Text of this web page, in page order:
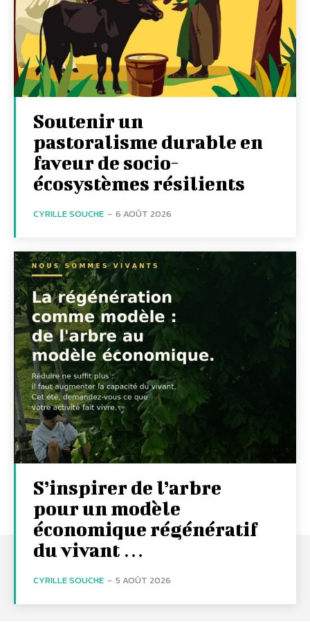
Soutenir un
pastoralisme durable en
faveur de socio-
écosystèmes résilients
CYRILLE SOUCHE - 6 AOÛT 2026
S’inspirer de l’arbre
pour un modèle
économique régénératif
du vivant …
CYRILLE SOUCHE - 5 AOÛT 2026